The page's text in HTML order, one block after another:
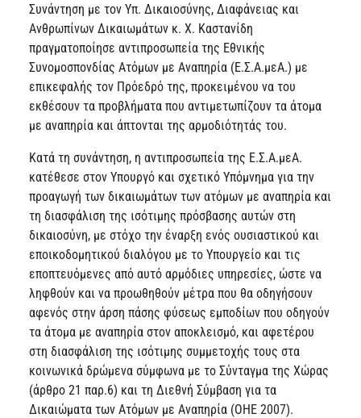
Συνάντηση με τον Υπ. Δικαιοσύνης, Διαφάνειας και
Ανθρωπίνων Δικαιωμάτων κ. Χ. Καστανίδη
πραγματοποίησε αντιπροσωπεία της Εθνικής
Συνομοσπονδίας Ατόμων με Αναπηρία (Ε.Σ.Α.μεΑ.) με
επικεφαλής τον Πρόεδρό της, προκειμένου να του
εκθέσουν τα προβλήματα που αντιμετωπίζουν τα άτομα
με αναπηρία και άπτονται της αρμοδιότητάς του.
Κατά τη συνάντηση, η αντιπροσωπεία της Ε.Σ.Α.μεΑ.
κατέθεσε στον Υπουργό και σχετικό Υπόμνημα για την
προαγωγή των δικαιωμάτων των ατόμων με αναπηρία και
τη διασφάλιση της ισότιμης πρόσβασης αυτών στη
δικαιοσύνη, με στόχο την έναρξη ενός ουσιαστικού και
εποικοδομητικού διαλόγου με το Υπουργείο και τις
εποπτευόμενες από αυτό αρμόδιες υπηρεσίες, ώστε να
ληφθούν και να προωθηθούν μέτρα που θα οδηγήσουν
αφενός στην άρση πάσης φύσεως εμποδίων που οδηγούν
τα άτομα με αναπηρία στον αποκλεισμό, και αφετέρου
στη διασφάλιση της ισότιμης συμμετοχής τους στα
κοινωνικά δρώμενα σύμφωνα με το Σύνταγμα της Χώρας
(άρθρο 21 παρ.6) και τη Διεθνή Σύμβαση για τα
Δικαιώματα των Ατόμων με Αναπηρία (ΟΗΕ 2007).